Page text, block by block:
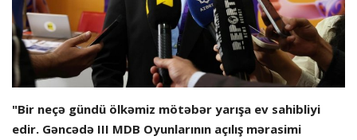
Formula 1
İdman növləri
"Bir neçə gündü ölkəmiz mötəbər yarışa ev sahibliyi
edir. Gəncədə III MDB Oyunlarının açılış mərasimi